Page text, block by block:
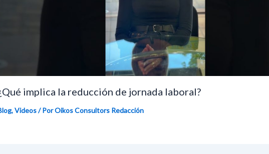
implica la reducción de jornada laboral?
,Videos/ Por Oikos Consultors Redacción